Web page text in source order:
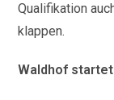
Qualifikation
klappen.
Waldhof